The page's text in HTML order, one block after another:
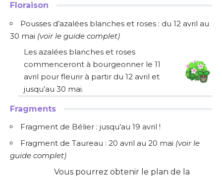
Floraison
Pousses d’azalées blanches et roses : du 12 avril au
30 mai (voir le guide complet)
Les azalées blanches et roses
commenceront à bourgeonner le 11
avril pour fleurir à partir du 12 avril et
jusqu’au 30 mai.
Fragments
Fragment de Bélier : jusqu’au 19 avril !
Fragment de Taureau : 20 avril au 20 mai (voir le
guide complet)
Vous pourrez obtenir le plan de la